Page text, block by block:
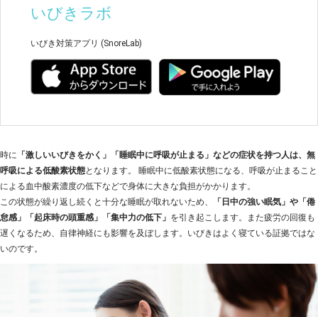
いびきラボ
いびき対策アプリ (SnoreLab)
時に 「激しいいびきをかく」「睡眠中に呼吸が止まる」などの症状を持つ人は、無
呼吸による低酸素状態となります。 睡眠中に低酸素状態になる、呼吸が止まること
による血中酸素濃度の低下などで身体に大きな負担がかかります。
この状態が繰り返し続くと十分な睡眠が取れないため、
「日中の強い眠気」や「倦
怠感」「起床時の頭重感」「集中力の低下」 を引き起こします。また疲労の回復も
遅くなるため、自律神経にも影響を及ぼします。いびきはよく寝ている証拠ではな
いのです。